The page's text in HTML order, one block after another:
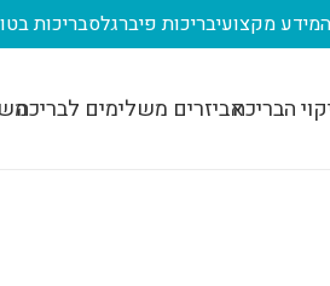
מידע מקצועיבריכות פיברגלסבריכות
הבריכהאביזרים משלימים לבריכה